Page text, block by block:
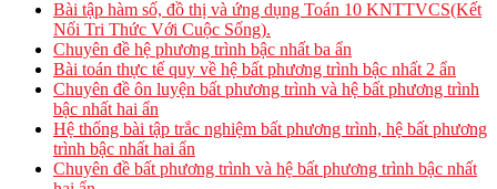
Bài tập hàm số, đồ thị và ứng dụng Toán 10 KNTTVCS(Kết
Nối Tri Thức Với Cuộc Sống).
Chuyên đề hệ phương trình bậc nhất ba ẩn
Bài toán thực tế quy về hệ bất phương trình bậc nhất 2 ẩn
Chuyên đề ôn luyện bất phương trình và hệ bất phương trình
bậc nhất hai ẩn
Hệ thống bài tập trắc nghiệm bất phương trình, hệ bất phương
trình bậc nhất hai ẩn
Chuyên đề bất phương trình và hệ bất phương trình bậc nhất